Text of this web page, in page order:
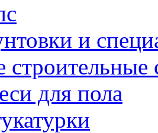
и
для пола